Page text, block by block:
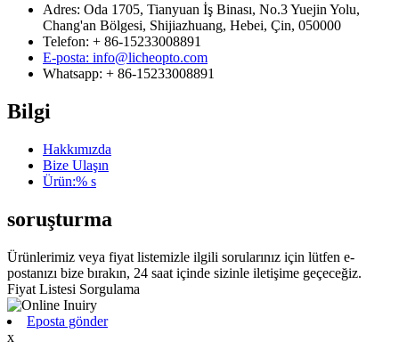
Adres: Oda 1705, Tianyuan İş Binası, No.3 Yuejin Yolu,
Chang'an Bölgesi, Shijiazhuang, Hebei, Çin, 050000
Telefon: + 86-15233008891
E-posta: info@licheopto.com
Whatsapp: + 86-15233008891
Bilgi
Hakkımızda
Bize Ulaşın
Ürün:% s
soruşturma
Ürünlerimiz veya fiyat listemizle ilgili sorularınız için lütfen e-
postanızı bize bırakın, 24 saat içinde sizinle iletişime geçeceğiz.
Fiyat Listesi Sorgulama
Eposta gönder
x